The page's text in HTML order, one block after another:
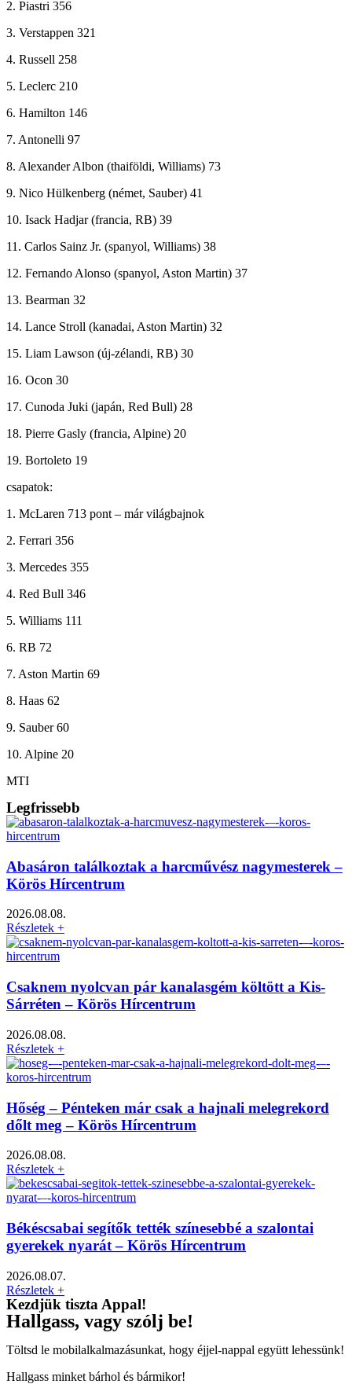
2. Piastri 356
3. Verstappen 321
4. Russell 258
5. Leclerc 210
6. Hamilton 146
7. Antonelli 97
8. Alexander Albon (thaiföldi, Williams) 73
9. Nico Hülkenberg (német, Sauber) 41
10. Isack Hadjar (francia, RB) 39
11. Carlos Sainz Jr. (spanyol, Williams) 38
12. Fernando Alonso (spanyol, Aston Martin) 37
13. Bearman 32
14. Lance Stroll (kanadai, Aston Martin) 32
15. Liam Lawson (új-zélandi, RB) 30
16. Ocon 30
17. Cunoda Juki (japán, Red Bull) 28
18. Pierre Gasly (francia, Alpine) 20
19. Bortoleto 19
csapatok:
1. McLaren 713 pont – már világbajnok
2. Ferrari 356
3. Mercedes 355
4. Red Bull 346
5. Williams 111
6. RB 72
7. Aston Martin 69
8. Haas 62
9. Sauber 60
10. Alpine 20
MTI
Legfrissebb
Abasáron találkoztak a harcművész nagymesterek –
Körös Hírcentrum
2026.08.08.
Részletek +
Csaknem nyolcvan pár kanalasgém költött a Kis-
Sárréten – Körös Hírcentrum
2026.08.08.
Részletek +
Hőség – Pénteken már csak a hajnali melegrekord
dőlt meg – Körös Hírcentrum
2026.08.08.
Részletek +
Békéscsabai segítők tették színesebbé a szalontai
gyerekek nyarát – Körös Hírcentrum
2026.08.07.
Részletek +
Kezdjük tiszta Appal!
Hallgass, vagy szólj be!
Töltsd le mobilalkalmazásunkat, hogy éjjel-nappal együtt lehessünk!
Hallgass minket bárhol és bármikor!